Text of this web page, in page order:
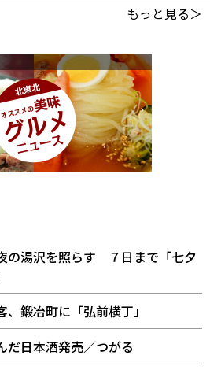
もっと見る＞
の湯沢を照らす ７日まで「七夕
鍛冶町に「弘前横丁」
だ日本酒発売／つがる